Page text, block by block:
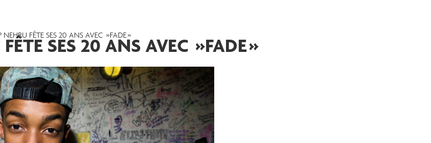
SES 20 ANS AVEC »FADE »
NEHRU FÊTE SES 20 ANS AVEC »FADE »